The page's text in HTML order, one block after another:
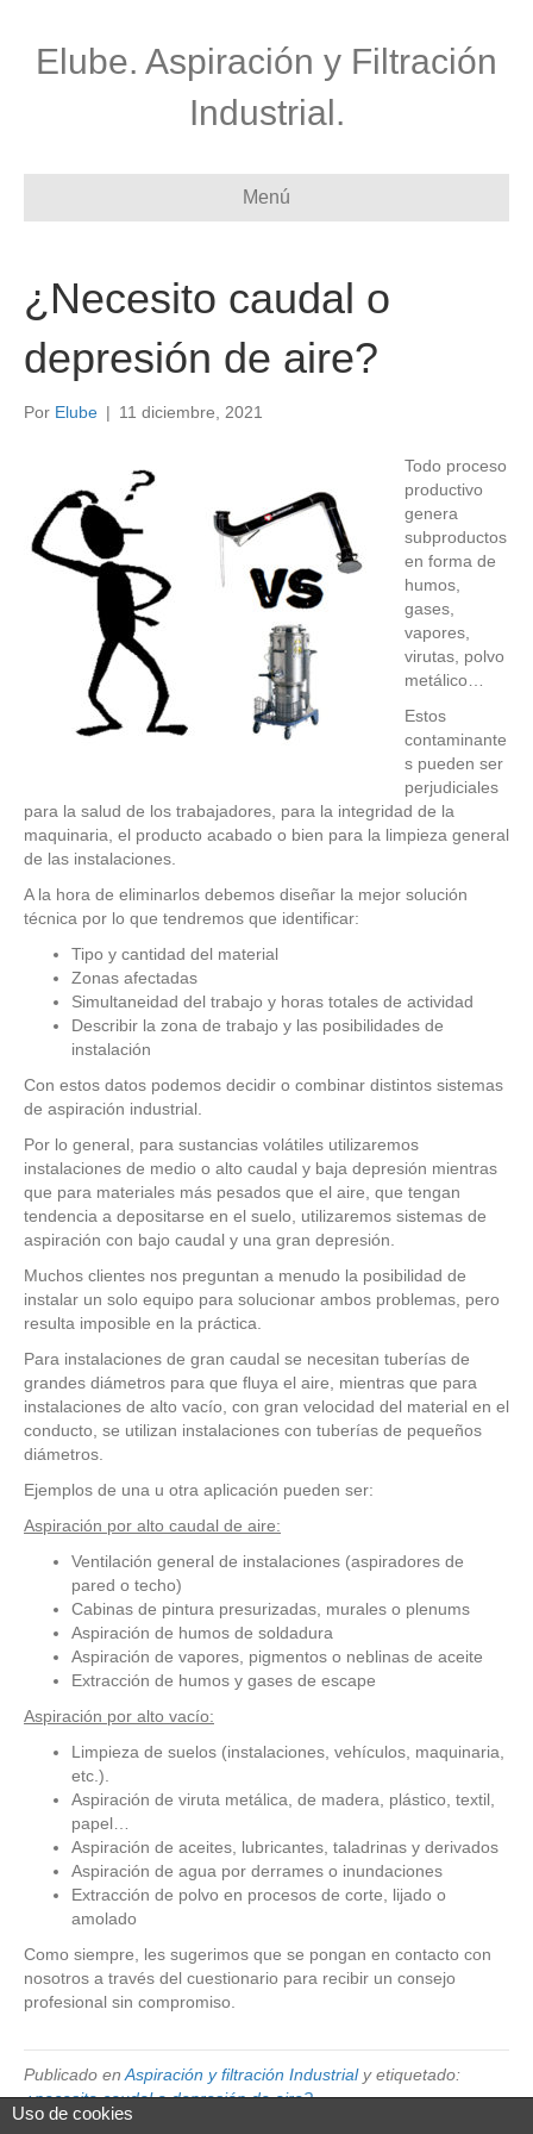
Elube. Aspiración y Filtración
Industrial.
Menú
¿Necesito caudal o
depresión de aire?
Por Elube | 11 diciembre, 2021
Todo proceso
productivo
genera
subproductos
en forma de
humos,
gases,
vapores,
virutas, polvo
metálico…
Estos
contaminante
s pueden ser
perjudiciales
para la salud de los trabajadores, para la integridad de la
maquinaria, el producto acabado o bien para la limpieza general
de las instalaciones.
A la hora de eliminarlos debemos diseñar la mejor solución
técnica por lo que tendremos que identificar:
Tipo y cantidad del material
Zonas afectadas
Simultaneidad del trabajo y horas totales de actividad
Describir la zona de trabajo y las posibilidades de
instalación
Con estos datos podemos decidir o combinar distintos sistemas
de aspiración industrial.
Por lo general, para sustancias volátiles utilizaremos
instalaciones de medio o alto caudal y baja depresión mientras
que para materiales más pesados que el aire, que tengan
tendencia a depositarse en el suelo, utilizaremos sistemas de
aspiración con bajo caudal y una gran depresión.
Muchos clientes nos preguntan a menudo la posibilidad de
instalar un solo equipo para solucionar ambos problemas, pero
resulta imposible en la práctica.
Para instalaciones de gran caudal se necesitan tuberías de
grandes diámetros para que fluya el aire, mientras que para
instalaciones de alto vacío, con gran velocidad del material en el
conducto, se utilizan instalaciones con tuberías de pequeños
diámetros.
Ejemplos de una u otra aplicación pueden ser:
Aspiración por alto caudal de aire:
Ventilación general de instalaciones (aspiradores de
pared o techo)
Cabinas de pintura presurizadas, murales o plenums
Aspiración de humos de soldadura
Aspiración de vapores, pigmentos o neblinas de aceite
Extracción de humos y gases de escape
Aspiración por alto vacío:
Limpieza de suelos (instalaciones, vehículos, maquinaria,
etc.).
Aspiración de viruta metálica, de madera, plástico, textil,
papel…
Aspiración de aceites, lubricantes, taladrinas y derivados
Aspiración de agua por derrames o inundaciones
Extracción de polvo en procesos de corte, lijado o
amolado
Como siempre, les sugerimos que se pongan en contacto con
nosotros a través del cuestionario para recibir un consejo
profesional sin compromiso.
Publicado en Aspiración y filtración Industrialy etiquetado:
¿necesito caudal o depresión de aire?
Uso de cookies